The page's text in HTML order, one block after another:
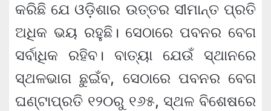
କରିଛି ଯେ ଓଡ଼ିଶାର ଉତ୍ତର ସୀମାନ୍ତ ପ୍ରତି
ଅଧିକ ଭୟ ରହୁଛି। ସେଠାରେ ପବନର ବେଗ
ସର୍ବାଧିକ ରହିବ। ବାତ୍ୟା ଯେଉଁ ସ୍ଥାନରେ
ସ୍ଥଳଭାଗ ଛୁଇଁବ, ସେଠାରେ ପବନର ବେଗ
ଘଣ୍ଟାପ୍ରତି ୧୨୦ରୁ ୧୬୫, ସ୍ଥଳ ବିଶେଷରେ